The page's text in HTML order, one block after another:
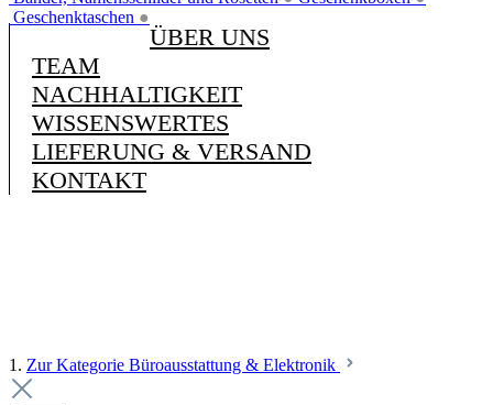
Geschenktaschen ●
ÜBER UNS
TEAM
NACHHALTIGKEIT
WISSENSWERTES
LIEFERUNG & VERSAND
KONTAKT
1. Zur Kategorie Büroausstattung & Elektronik